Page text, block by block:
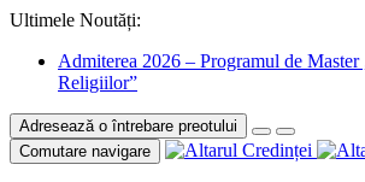
Ultimele Noutăți:
Admiterea 2026 – Programul de Master
Religiilor”
Adresează o întrebare preotului
Comutare navigare